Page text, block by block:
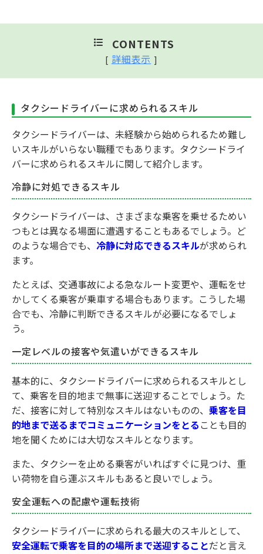
CONTENTS
[ 詳細表示 ]
タクシードライバーに求められるスキル
タクシードライバーは、未経験から始められるため難し
いスキルがいらない職種でもあります。タクシードライ
バーに求められるスキルに関して紹介します。
冷静に対処できるスキル
タクシードライバーは、さまざまな乗客を乗せるためい
つもとは異なる場面に遭遇することもあるでしょう。ど
のような場合でも、 冷静に対応できるスキルが求められ
ます。
たとえば、交通事故による急なルート変更や、運転をせ
かしてくる乗客が乗車する場合もあります。こうした場
合でも、冷静に判断できるスキルが必要になるでしょ
う。
一定レベルの接客や気遣いができるスキル
基本的に、タクシードライバーに求められるスキルとし
て、乗客を目的地まで無事に送迎することでしょう。た
だ、接客に対して特別なスキルはないものの、 乗客を目
的地まで送るまでコミュニケーションをとる ことも目的
地を聞くためには大切なスキルとなります。
また、タクシーを止める乗客がいればすぐに見つけ、重
い荷物を自ら運ぶスキルもあると良いでしょう。
安全運転への配慮や運転技術
タクシードライバーに求められる最大のスキルとして、
安全運転で乗客を目的の場所まで送迎することだと言え